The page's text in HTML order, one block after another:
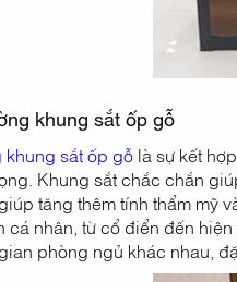
khung sắt ốp gỗ
khung sắt ốp gỗlà sự kết
Khung sắt chắc chắn
tăng thêm tính thẩm mỹ
cá nhân, từ cổ điển đến
phòng ngủ khác nhau,